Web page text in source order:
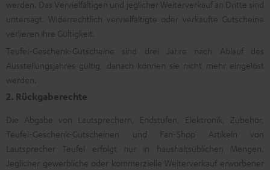
werden. Das Vervielfältigen und jeglicher Weiterverkauf an Dritte sind
untersagt. Widerrechtlich vervielfältigte oder verkaufte Gutscheine
verlieren ihre Gültigkeit.
Teufel-Geschenk-Gutscheine sind drei Jahre nach Ablauf des
Ausstellungsjahres gültig, danach können sie nicht mehr eingelöst
werden.
2. Rückgaberechte
Die Abgabe von Lautsprechern, Endstufen, Elektronik, Zubehör,
Teufel-Geschenk-Gutscheinen und Fan-Shop Artikeln von
Lautsprecher Teufel erfolgt nur in haushaltsüblichen Mengen.
Jeglicher gewerbliche oder kommerzielle Weiterverkauf erworbener